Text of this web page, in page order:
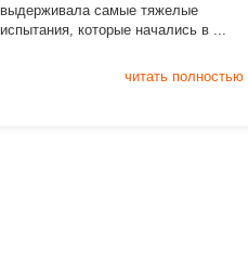
выдерживала самые тяжелые
испытания, которые начались в ...
читать полностью